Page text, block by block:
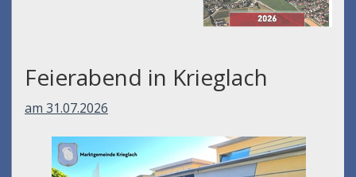
Feierabend in Krieglach
am 31.07.2026